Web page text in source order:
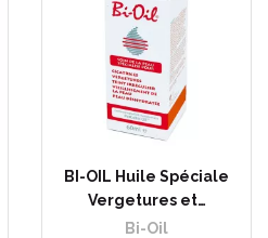
BI-OIL Huile Spéciale
Vergetures et…
Bi-Oil